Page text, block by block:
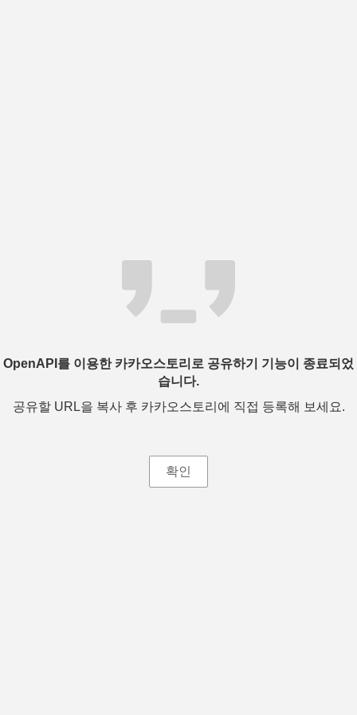
OpenAPI를 이용한 카카오스토리로 공유하기 기능이 종료되었
습니다.
공유할 URL을 복사 후 카카오스토리에 직접 등록해 보세요.
확인